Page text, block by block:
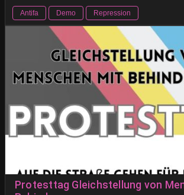
Antifa Demo Repression
Protesttag Gleichstellung von